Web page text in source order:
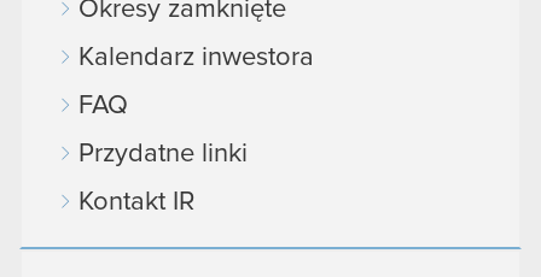
Okresy zamknięte
Kalendarz inwestora
FAQ
Przydatne linki
Kontakt IR